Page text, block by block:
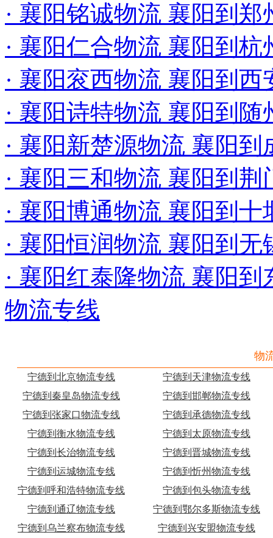
· 襄阳铭诚物流 襄阳到
· 襄阳仁合物流 襄阳到杭
· 襄阳衮西物流 襄阳到西
· 襄阳诗特物流 襄阳到
· 襄阳新楚源物流 襄阳
· 襄阳三和物流 襄阳到荆
· 襄阳博通物流 襄阳到十
· 襄阳恒润物流 襄阳到无
· 襄阳红泰隆物流 襄阳
物流专线
物
宁德到北京物流专线
宁德到天津物流专线
宁德到秦皇岛物流专线
宁德到邯郸物流专线
宁德到张家口物流专线
宁德到承德物流专线
宁德到衡水物流专线
宁德到太原物流专线
宁德到长治物流专线
宁德到晋城物流专线
宁德到运城物流专线
宁德到忻州物流专线
宁德到呼和浩特物流专线
宁德到包头物流专线
宁德到通辽物流专线
宁德到鄂尔多斯物流专线
宁德到乌兰察布物流专线
宁德到兴安盟物流专线